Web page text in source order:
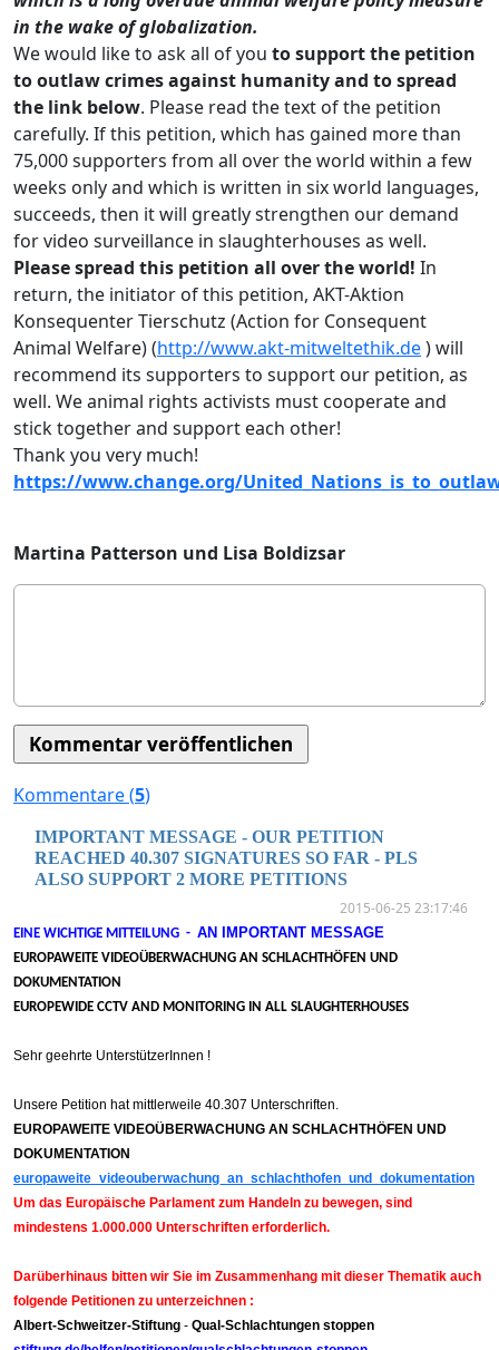
in the wake of globalization.
We would like to ask all of you to support the petition
to outlaw crimes against humanity and to spread
the link below. Please read the text of the petition
carefully. If this petition, which has gained more than
75,000 supporters from all over the world within a few
weeks only and which is written in six world languages,
succeeds, then it will greatly strengthen our demand
for video surveillance in slaughterhouses as well.
Please spread this petition all over the world! In
return, the initiator of this petition, AKT-Aktion
Konsequenter Tierschutz (Action for Consequent
Animal Welfare) (http://www.akt-mitweltethik.de) will
recommend its supporters to support our petition, as
well. We animal rights activists must cooperate and
stick together and support each other!
Thank you very much!
https://www.change.org/
Martina Patterson und Lisa Boldizsar
Kommentare (5)
IMPORTANT MESSAGE - OUR PETITION
REACHED 40.307 SIGNATURES SO FAR - PLS
ALSO SUPPORT 2 MORE PETITIONS
2015-06-25 23:17:46
EINE WICHTIGE MITTEILUNG - AN IMPORTANT MESSAGE
EUROPAWEITE VIDEOÜBERWACHUNG AN SCHLACHTHÖFEN UND
DOKUMENTATION
EUROPEWIDE CCTV AND MONITORING IN ALL SLAUGHTERHOUSES
Sehr geehrte UnterstützerInnen !
Unsere Petition hat mittlerweile 40.307 Unterschriften.
EUROPAWEITE VIDEOÜBERWACHUNG AN SCHLACHTHÖFEN UND
DOKUMENTATION
europaweite_videouberwachung_an_schlachthofen_und_dokumentation
Um das Europäische Parlament zum Handeln zu bewegen, sind
mindestens 1.000.000 Unterschriften erforderlich.
Darüberhinaus bitten wir Sie im Zusammenhang mit dieser Thematik auch
folgende Petitionen zu unterzeichnen :
Albert-Schweitzer-Stiftung - Qual-Schlachtungen stoppen